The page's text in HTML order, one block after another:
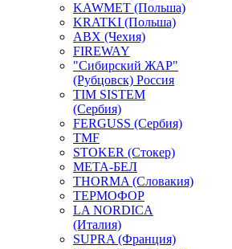
KAWMET (Польша)
KRATKI (Польша)
ABX (Чехия)
FIREWAY
"Сибирский ЖАР"
(Рубцовск) Россия
TIM SISTEM
(Сербия)
FERGUSS (Сербия)
TMF
STOKER (Стокер)
МЕТА-БЕЛ
THORMA (Словакия)
ТЕРМОФОР
LA NORDICA
(Италия)
SUPRA (Франция)